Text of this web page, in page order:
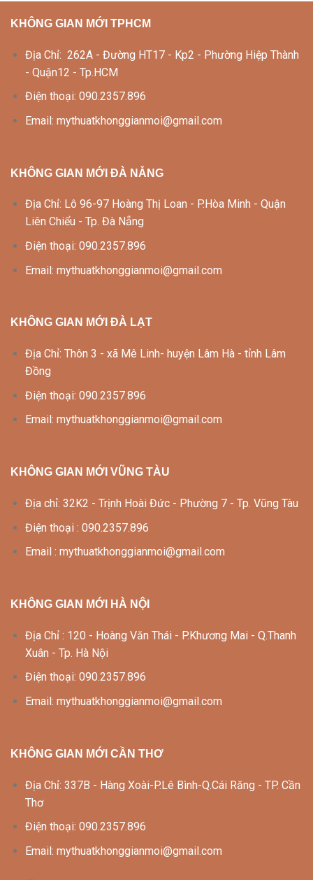
KHÔNG GIAN MỚI TPHCM
Địa Chỉ: 262A - Đường HT17 - Kp2 - Phường Hiệp Thành
- Quận12 - Tp.HCM
Điện thoại: 090.2357.896
Email: mythuatkhonggianmoi@gmail.com
KHÔNG GIAN MỚI ĐÀ NẴNG
Địa Chỉ: Lô 96-97 Hoàng Thị Loan - P.Hòa Minh - Quận
Liên Chiểu - Tp. Đà Nẵng
Điện thoại: 090.2357.896
Email: mythuatkhonggianmoi@gmail.com
KHÔNG GIAN MỚI ĐÀ LẠT
Địa Chỉ: Thôn 3 - xã Mê Linh- huyện Lâm Hà - tỉnh Lâm
Đồng
Điện thoại: 090.2357.896
Email: mythuatkhonggianmoi@gmail.com
KHÔNG GIAN MỚI VŨNG TÀU
Địa chỉ: 32K2 - Trịnh Hoài Đức - Phường 7 - Tp. Vũng Tàu
Điện thoại : 090.2357.896
Email : mythuatkhonggianmoi@gmail.com
KHÔNG GIAN MỚI HÀ NỘI
Địa Chỉ : 120 - Hoàng Văn Thái - P.Khương Mai - Q.Thanh
Xuân - Tp. Hà Nội
Điện thoại: 090.2357.896
Email: mythuatkhonggianmoi@gmail.com
KHÔNG GIAN MỚI CẦN THƠ
Địa Chỉ: 337B - Hàng Xoài-P.Lê Bình-Q.Cái Răng - TP. Cần
Thơ
Điện thoại: 090.2357.896
Email: mythuatkhonggianmoi@gmail.com